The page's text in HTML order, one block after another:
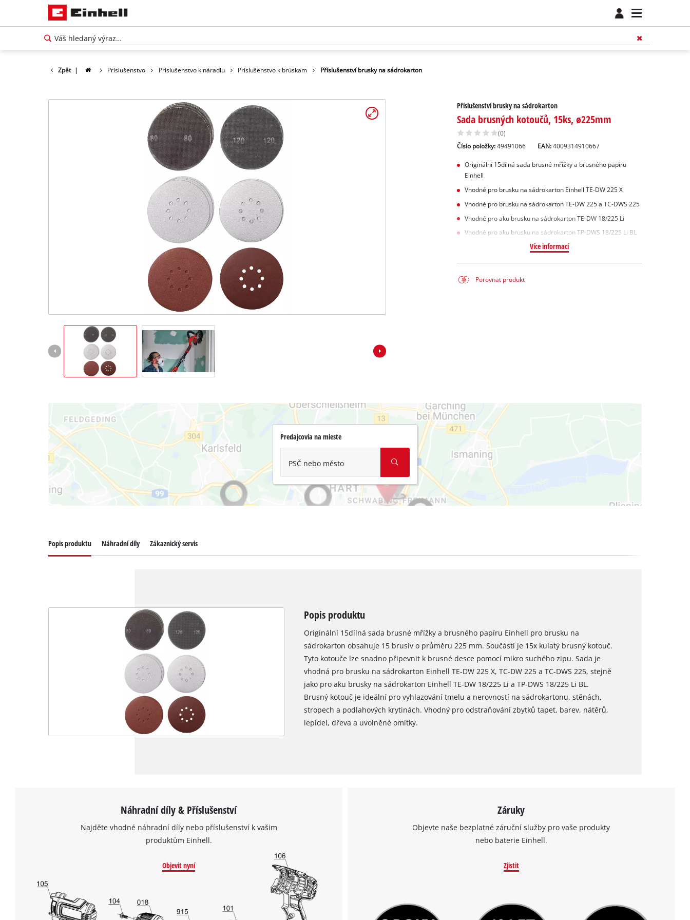
Zpět | Príslušenstvo Príslušenstvo k náradiu Príslušenstvo k brúskam Příslušenství brusky na sádrokarton
Příslušenství brusky na sádrokarton
Sada brusných kotoučů, 15ks, ø225mm
(0)
Číslo položky: 49491066 EAN:4009314910667
Originální 15dílná sada brusné mřížky a brusného papíru
Einhell
Vhodné pro brusku na sádrokarton Einhell TE-DW 225 X
Vhodné pro brusku na sádrokarton TE-DW 225 a TC-DWS 225
Vhodné pro aku brusku na sádrokarton TE-DW 18/225 Li
Vhodné pro aku brusku na sádrokarton TP-DWS 18/225 Li BL
Více informací
Porovnat produkt
Predajcovia na mieste
PSČ nebo město
K načtení služby Google Maps
potřebujeme váš souhlas!
This content is not permitted to load due
to trackers that are not disclosed to the
visitor. The website owner needs to setup
the site with their CMP to add this content
Popis produktu Náhradní díly Zákaznický servis
Popis produktu
Originální 15dílná sada brusné mřížky a brusného papíru Einhell pro brusku na
sádrokarton obsahuje 15 brusiv o průměru 225 mm. Součástí je 15x kulatý brusný kotouč.
Tyto kotouče lze snadno připevnit k brusné desce pomocí mikro suchého zipu. Sada je
vhodná pro brusku na sádrokarton Einhell TE-DW 225 X, TC-DW 225 a TC-DWS 225, stejně
jako pro aku brusky na sádrokarton Einhell TE-DW 18/225 Li a TP-DWS 18/225 Li BL.
Brusný kotouč je ideální pro vyhlazování tmelu a nerovností na sádrokartonu, stěnách,
stropech a podlahových krytinách. Vhodný pro odstraňování zbytků tapet, barev, nátěrů,
lepidel, dřeva a uvolněné omítky.
Náhradní díly & Příslušenství
Najděte vhodné náhradní díly nebo příslušenství k vašim
produktům Einhell.
Objevit nyní
Záruky
Objevte naše bezplatné záruční služby pro vaše produkty
nebo baterie Einhell.
Zjistit